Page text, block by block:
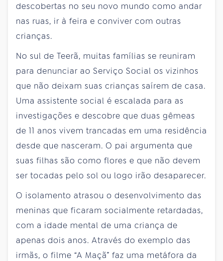
descobertas no seu novo mundo como andar
nas ruas, ir à feira e conviver com outras
crianças.
No sul de Teerã, muitas famílias se reuniram
para denunciar ao Serviço Social os vizinhos
que não deixam suas crianças saírem de casa.
Uma assistente social é escalada para as
investigações e descobre que duas gêmeas
de 11 anos vivem trancadas em uma residência
desde que nasceram. O pai argumenta que
suas filhas são como flores e que não devem
ser tocadas pelo sol ou logo irão desaparecer.
O isolamento atrasou o desenvolvimento das
meninas que ficaram socialmente retardadas,
com a idade mental de uma criança de
apenas dois anos. Através do exemplo das
irmãs, o filme “A Maçã” faz uma metáfora da